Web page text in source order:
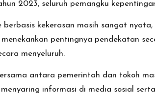
2023, seluruh pemangku
berbasis kekerasan masih sangat
pentingnya pendekatan
menyeluruh.
antara pemerintah dan tokoh
informasi di media sosial